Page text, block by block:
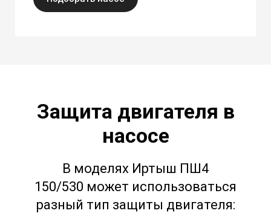
Защита двигателя в
насосе
В моделях Иртыш ПШ4
150/530 может использоваться
разный тип защиты двигателя: